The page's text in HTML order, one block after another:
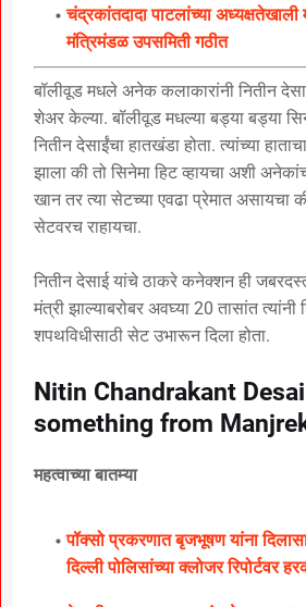
चंद्रकांतदादा पाटलांच्या अध्यक्षतेखाली
मंत्रिमंडळ उपसमिती गठीत
बॉलीवूड मधले अनेक कलाकारांनी नितीन
शेअर केल्या. बॉलीवूड मधल्या बड्या बड्या
नितीन देसाईंचा हातखंडा होता. त्यांच्या
झाला की तो सिनेमा हिट व्हायचा अशी
खान तर त्या सेटच्या एवढा प्रेमात असायचा
सेटवरच राहायचा.
नितीन देसाई यांचे ठाकरे कनेक्शन ही
मंत्री झाल्याबरोबर अवघ्या 20 तासांत त्यांनी
शपथविधीसाठी सेट उभारून दिला होता.
Nitin Chandrakant
something from
महत्वाच्या बातम्या
पॉक्सो प्रकरणात बृजभूषण यांना
दिल्ली पोलिसांच्या क्लोजर रिपोर्टवर